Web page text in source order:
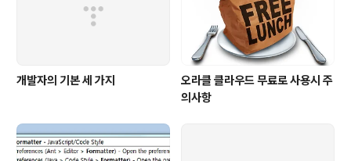
개발자의 기본 세 가지
오라클 클라우드 무료로 사용시 주
의사항